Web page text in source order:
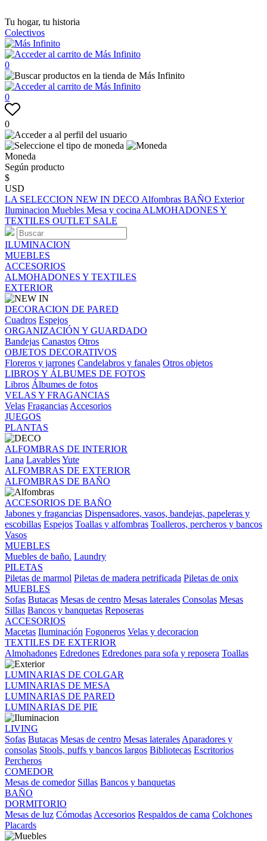
Tu hogar, tu historia
Colectivos
0
0
0
Moneda
Según producto
$
USD
LA SELECCION NEW IN DECO Alfombras BAÑO Exterior
Iluminacion Muebles Mesa y cocina ALMOHADONES Y
TEXTILES OUTLET SALE
ILUMINACION
MUEBLES
ACCESORIOS
ALMOHADONES Y TEXTILES
EXTERIOR
DECORACION DE PARED
Cuadros Espejos
ORGANIZACIÓN Y GUARDADO
Bandejas Canastos Otros
OBJETOS DECORATIVOS
Floreros y jarrones Candelabros y fanales Otros objetos
LIBROS Y ÁLBUMES DE FOTOS
Libros Álbumes de fotos
VELAS Y FRAGANCIAS
Velas Fragancias Accesorios
JUEGOS
PLANTAS
ALFOMBRAS DE INTERIOR
Lana LavablesYute
ALFOMBRAS DE EXTERIOR
ALFOMBRAS DE BAÑO
ACCESORIOS DE BAÑO
Jabones y fragancias Dispensadores, vasos, bandejas, papeleras y
escobillas Espejos Toallas y alfombras Toalleros, percheros y bancos
Vasos
MUEBLES
Muebles de baño. Laundry
PILETAS
Piletas de marmol Piletas de madera petrificada Piletas de onix
MUEBLES
Sofas Butacas Mesas de centro Mesas laterales Consolas Mesas
Sillas Bancos y banquetas Reposeras
ACCESORIOS
Macetas Iluminación Fogoneros Velas y decoracion
TEXTILES DE EXTERIOR
Almohadones Edredones Edredones para sofa y reposera Toallas
LUMINARIAS DE COLGAR
LUMINARIAS DE MESA
LUMINARIAS DE PARED
LUMINARIAS DE PIE
LIVING
Sofas Butacas Mesas de centro Mesas laterales Aparadores y
consolas Stools, puffs y bancos largos Bibliotecas Escritorios
Percheros
COMEDOR
Mesas de comedor Sillas Bancos y banquetas
BAÑO
DORMITORIO
Mesas de luz Cómodas Accesorios Respaldos de cama Colchones
Placards